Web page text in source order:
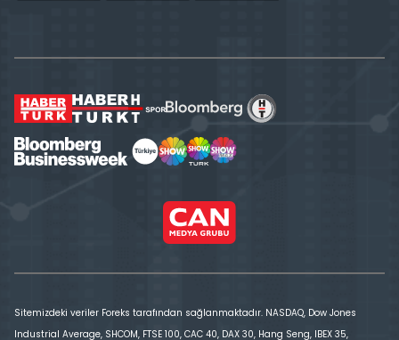
Sitemizdeki veriler Foreks tarafından sağlanmaktadır. NASDAQ, Dow Jones
Industrial Average, SHCOM, FTSE 100, CAC 40, DAX 30, Hang Seng, IBEX 35,